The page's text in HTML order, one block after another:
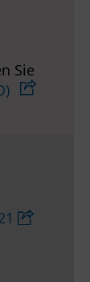
Sie